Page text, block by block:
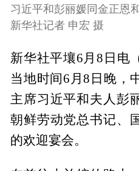
习近平和彭丽媛同金正恩
新华社记者 申宏 摄
新华社平壤6月8日电
当地时间6月8日晚，
主席习近平和夫人彭
朝鲜劳动党总书记、
的欢迎宴会。